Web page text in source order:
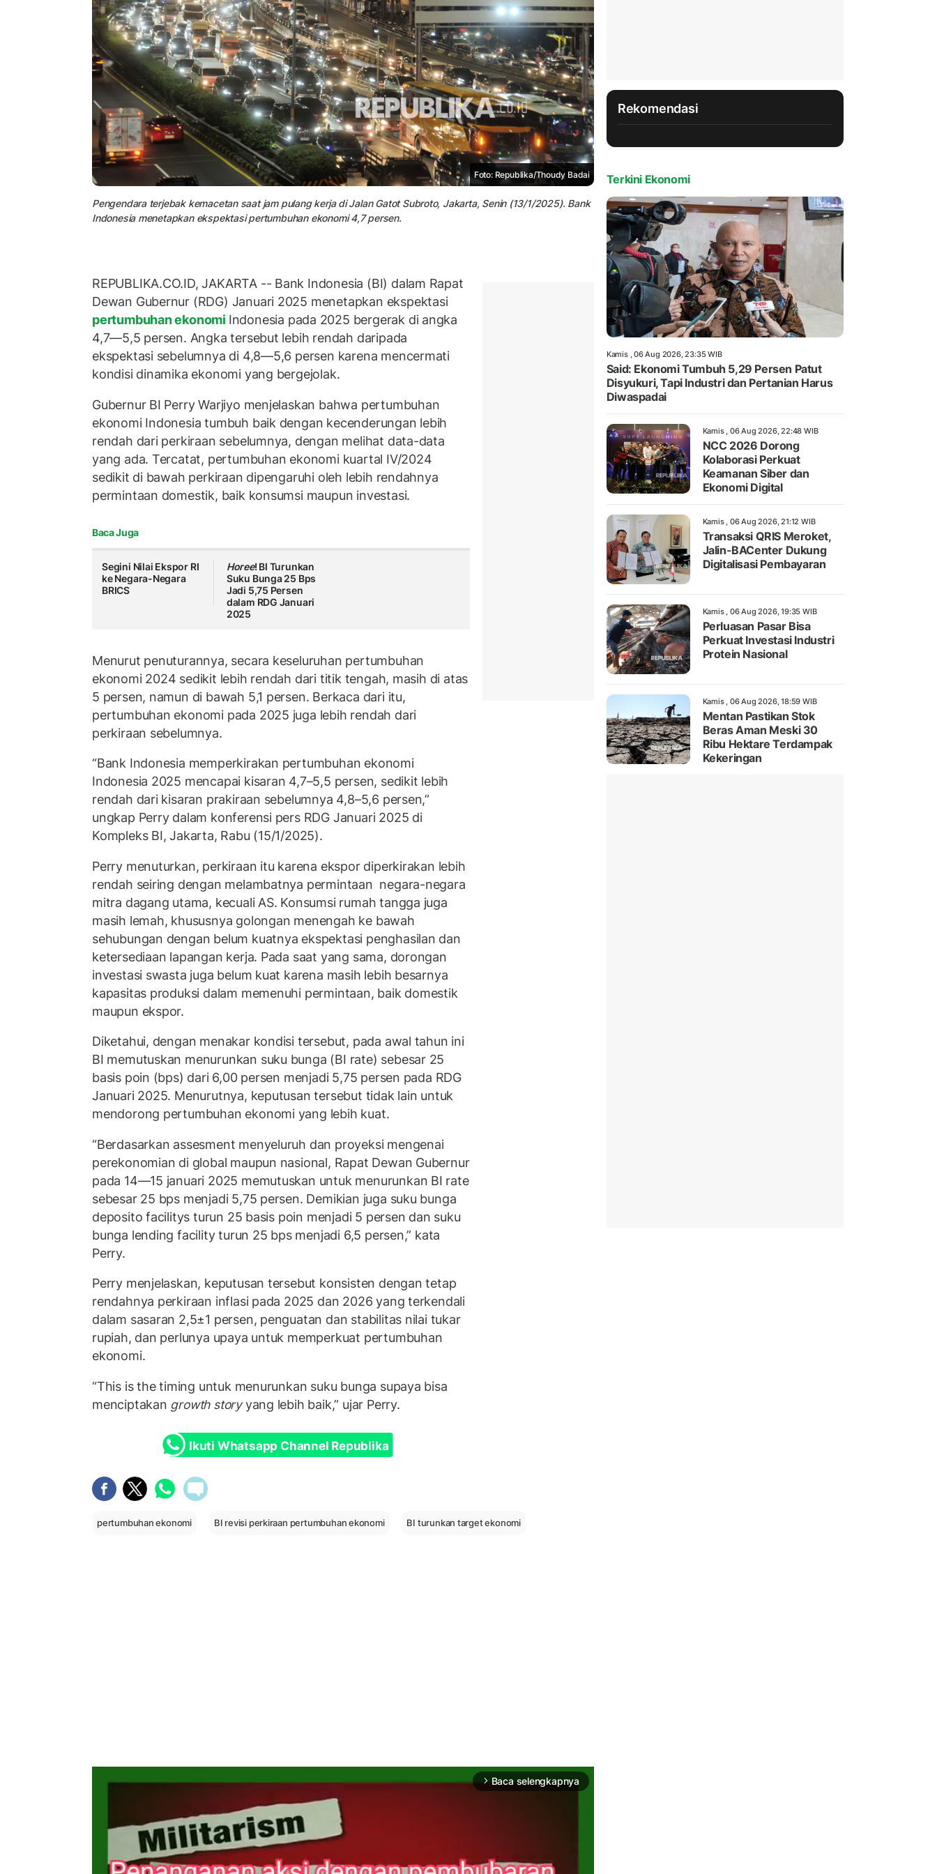
Foto: Republika/Thoudy Badai
Pengendara terjebak kemacetan saat jam pulang kerja di Jalan Gatot Subroto, Jakarta, Senin (13/1/2025). Bank
Indonesia menetapkan ekspektasi pertumbuhan ekonomi 4,7 persen.
REPUBLIKA.CO.ID, JAKARTA -- Bank Indonesia (BI) dalam Rapat
Dewan Gubernur (RDG) Januari 2025 menetapkan ekspektasi
pertumbuhan ekonomi Indonesia pada 2025 bergerak di angka
4,7—5,5 persen. Angka tersebut lebih rendah daripada
ekspektasi sebelumnya di 4,8—5,6 persen karena mencermati
kondisi dinamika ekonomi yang bergejolak.
Gubernur BI Perry Warjiyo menjelaskan bahwa pertumbuhan
ekonomi Indonesia tumbuh baik dengan kecenderungan lebih
rendah dari perkiraan sebelumnya, dengan melihat data-data
yang ada. Tercatat, pertumbuhan ekonomi kuartal IV/2024
sedikit di bawah perkiraan dipengaruhi oleh lebih rendahnya
permintaan domestik, baik konsumsi maupun investasi.
Baca Juga
Segini Nilai Ekspor RI
ke Negara-Negara
BRICS
Horee! BI Turunkan
Suku Bunga 25 Bps
Jadi 5,75 Persen
dalam RDG Januari
2025
Menurut penuturannya, secara keseluruhan pertumbuhan
ekonomi 2024 sedikit lebih rendah dari titik tengah, masih di atas
5 persen, namun di bawah 5,1 persen. Berkaca dari itu,
pertumbuhan ekonomi pada 2025 juga lebih rendah dari
perkiraan sebelumnya.
“Bank Indonesia memperkirakan pertumbuhan ekonomi
Indonesia 2025 mencapai kisaran 4,7–5,5 persen, sedikit lebih
rendah dari kisaran prakiraan sebelumnya 4,8–5,6 persen,”
ungkap Perry dalam konferensi pers RDG Januari 2025 di
Kompleks BI, Jakarta, Rabu (15/1/2025).
Perry menuturkan, perkiraan itu karena ekspor diperkirakan lebih
rendah seiring dengan melambatnya permintaan negara-negara
mitra dagang utama, kecuali AS. Konsumsi rumah tangga juga
masih lemah, khususnya golongan menengah ke bawah
sehubungan dengan belum kuatnya ekspektasi penghasilan dan
ketersediaan lapangan kerja. Pada saat yang sama, dorongan
investasi swasta juga belum kuat karena masih lebih besarnya
kapasitas produksi dalam memenuhi permintaan, baik domestik
maupun ekspor.
Diketahui, dengan menakar kondisi tersebut, pada awal tahun ini
BI memutuskan menurunkan suku bunga (BI rate) sebesar 25
basis poin (bps) dari 6,00 persen menjadi 5,75 persen pada RDG
Januari 2025. Menurutnya, keputusan tersebut tidak lain untuk
mendorong pertumbuhan ekonomi yang lebih kuat.
“Berdasarkan assesment menyeluruh dan proyeksi mengenai
perekonomian di global maupun nasional, Rapat Dewan Gubernur
pada 14—15 januari 2025 memutuskan untuk menurunkan BI rate
sebesar 25 bps menjadi 5,75 persen. Demikian juga suku bunga
deposito facilitys turun 25 basis poin menjadi 5 persen dan suku
bunga lending facility turun 25 bps menjadi 6,5 persen,” kata
Perry.
Perry menjelaskan, keputusan tersebut konsisten dengan tetap
rendahnya perkiraan inflasi pada 2025 dan 2026 yang terkendali
dalam sasaran 2,5±1 persen, penguatan dan stabilitas nilai tukar
rupiah, dan perlunya upaya untuk memperkuat pertumbuhan
ekonomi.
“This is the timing untuk menurunkan suku bunga supaya bisa
menciptakan growth storyyang lebih baik,” ujar Perry.
Ikuti Whatsapp Channel Republika
pertumbuhan ekonomi BI revisi perkiraan pertumbuhan ekonomi BI turunkan target ekonomi
arrow_forward_ios Baca selengkapnya
Rekomendasi
Terkini Ekonomi
Kamis , 06 Aug 2026, 23:35 WIB
Said: Ekonomi Tumbuh 5,29 Persen Patut
Disyukuri, Tapi Industri dan Pertanian Harus
Diwaspadai
Kamis , 06 Aug 2026, 22:48 WIB
NCC 2026 Dorong
Kolaborasi Perkuat
Keamanan Siber dan
Ekonomi Digital
Kamis , 06 Aug 2026, 21:12 WIB
Transaksi QRIS Meroket,
Jalin-BACenter Dukung
Digitalisasi Pembayaran
Kamis , 06 Aug 2026, 19:35 WIB
Perluasan Pasar Bisa
Perkuat Investasi Industri
Protein Nasional
Kamis , 06 Aug 2026, 18:59 WIB
Mentan Pastikan Stok
Beras Aman Meski 30
Ribu Hektare Terdampak
Kekeringan